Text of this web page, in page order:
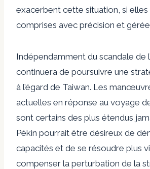
exacerbent cette situation, si elles
comprises avec précision et
Indépendamment du scandale de
continuera de poursuivre une
à l’égard de Taiwan. Les
actuelles en réponse au voyage
sont certains des plus étendus
Pékin pourrait être désireux de
capacités et de se résoudre plus
compenser la perturbation de la